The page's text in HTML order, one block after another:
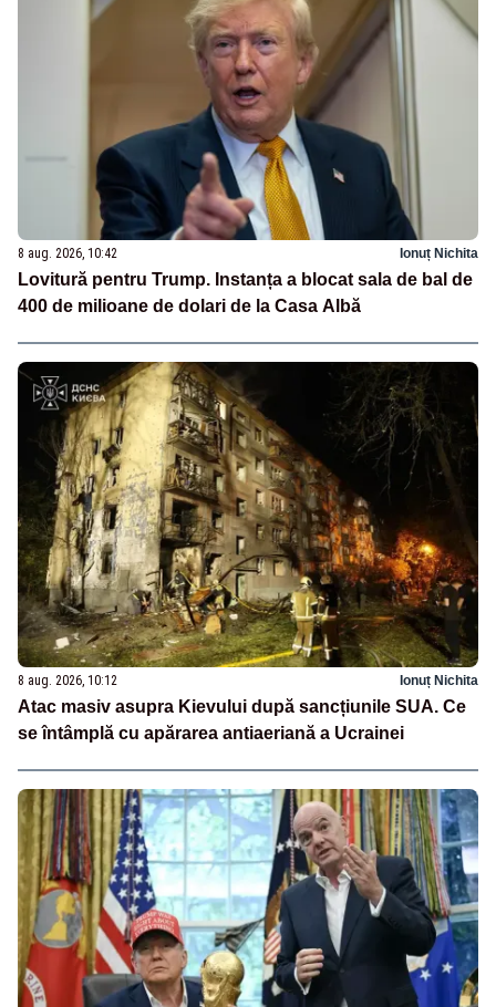
8 aug. 2026, 10:42 Ionuț Nichita
Lovitură pentru Trump. Instanța a blocat sala de bal de
400 de milioane de dolari de la Casa Albă
8 aug. 2026, 10:12 Ionuț Nichita
Atac masiv asupra Kievului după sancțiunile SUA. Ce
se întâmplă cu apărarea antiaeriană a Ucrainei